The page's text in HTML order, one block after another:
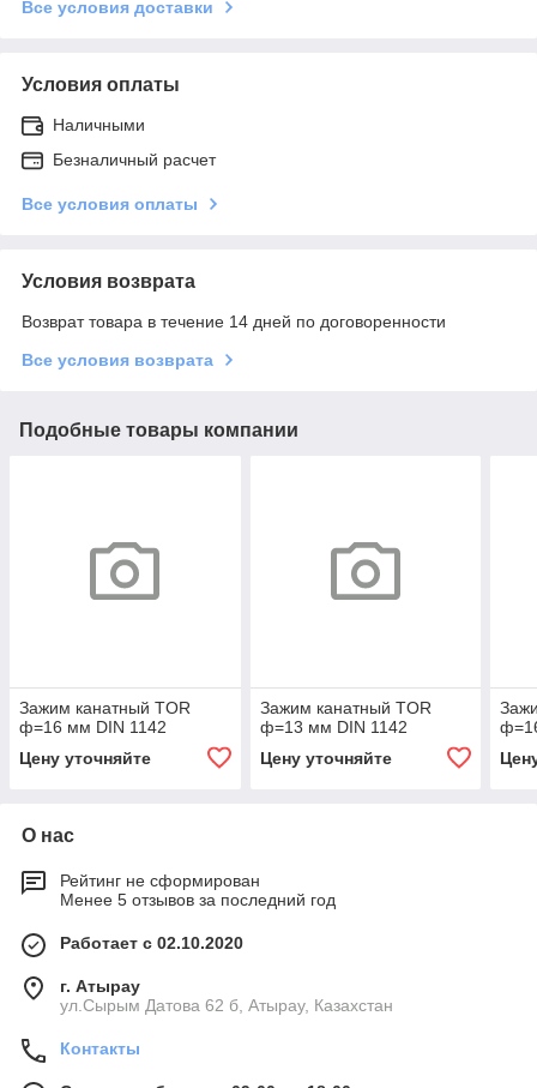
Все условия доставки
Условия оплаты
Наличными
Безналичный расчет
Все условия оплаты
Условия возврата
Возврат товара в течение 14 дней по договоренности
Все условия возврата
Подобные товары компании
Зажим канатный TOR
ф=16 мм DIN 1142
Цену уточняйте
Зажим канатный TOR
ф=13 мм DIN 1142
Цену уточняйте
О нас
Рейтинг не сформирован
Менее 5 отзывов за последний год
Работает с 02.10.2020
г. Атырау
ул.Сырым Датова 62 б, Атырау, Казахстан
Контакты